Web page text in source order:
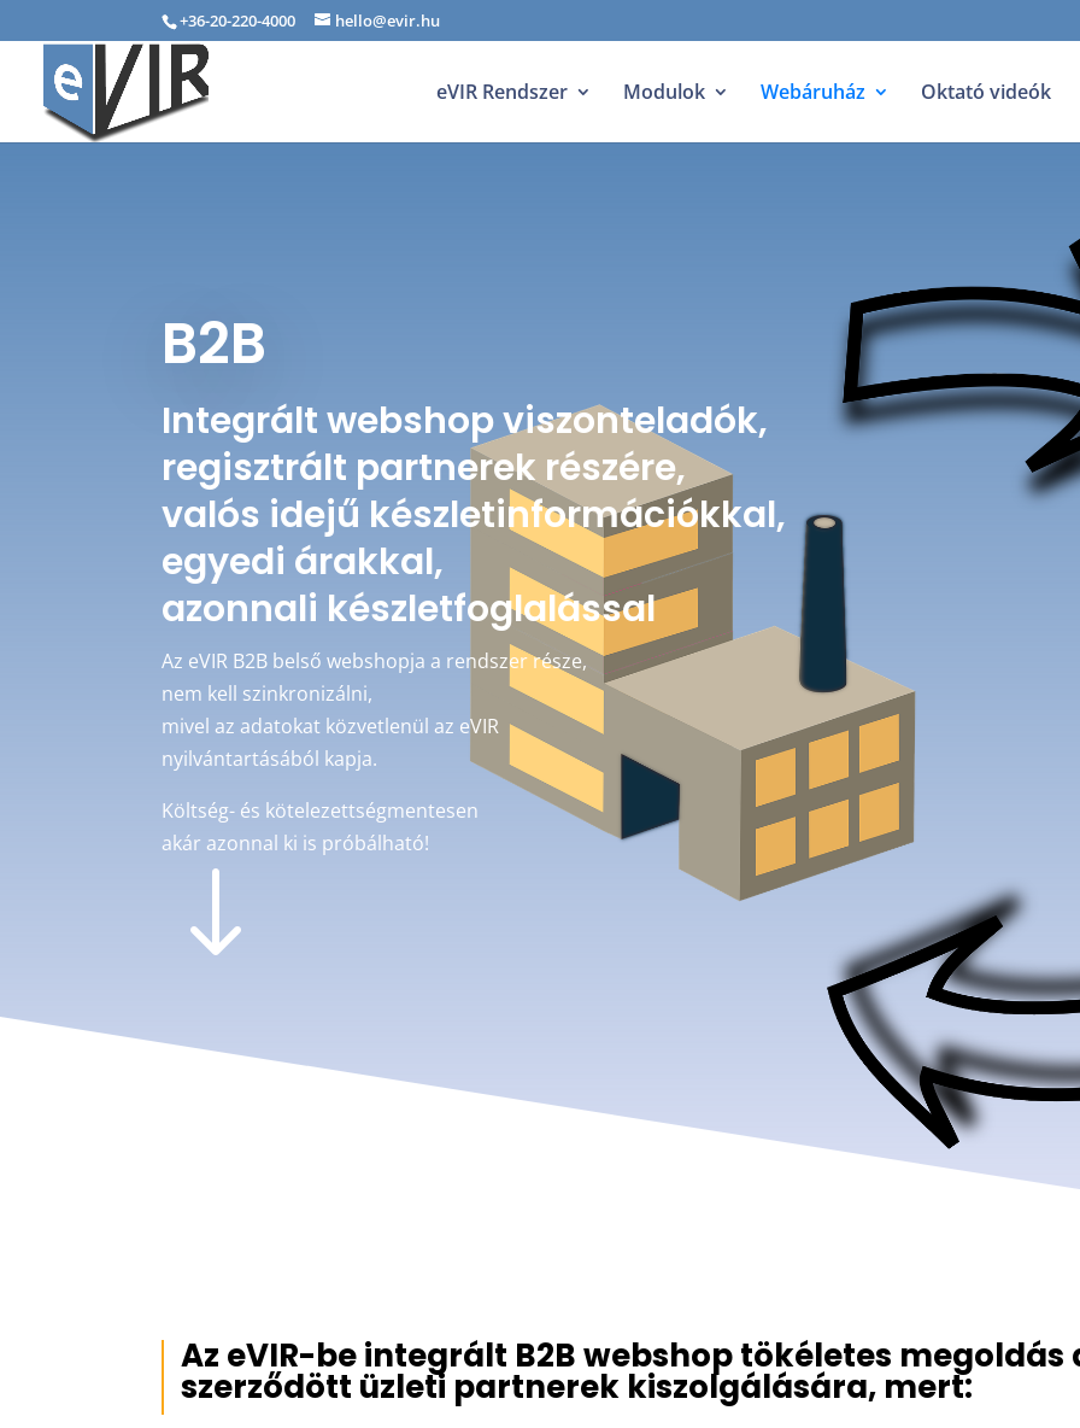
+36-20-220-4000 hello@evir.hu
eVIR Rendszer Modulok Webáruház Oktató videók
B2B
Integrált webshop viszonteladók,
regisztrált partnerek részére,
valós idejű készletinformációkkal,
egyedi árakkal,
azonnali készletfoglalással
Az eVIR B2B belső webshopja a rendszer része,
nem kell szinkronizálni,
mivel az adatokat közvetlenül az eVIR
nyilvántartásából kapja.
Költség- és kötelezettségmentesen
akár azonnal ki is próbálható!
"
Az eVIR-be integrált B2B webshop tökéletes
szerződött üzleti partnerek kiszolgálására, mert: